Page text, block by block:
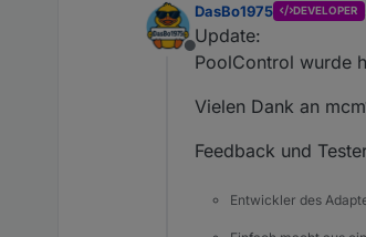
Offline
DasBo1975 DEVELOPER
Update:
PoolControl wurde
Vielen Dank an
Feedback und
Entwickler des